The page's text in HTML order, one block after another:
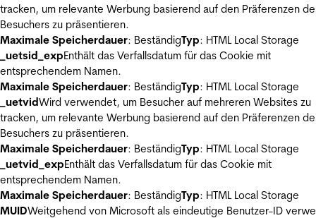
tracken, um relevante Werbung basierend auf den Präferenzen
Besuchers zu präsentieren.
Maximale Speicherdauer: BeständigTyp: HTML Local Storage
_uetsid_expEnthält das Verfallsdatum für das Cookie mit
entsprechendem Namen.
Maximale Speicherdauer: BeständigTyp: HTML Local Storage
_uetvidWird verwendet, um Besucher auf mehreren Websites zu
tracken, um relevante Werbung basierend auf den Präferenzen
Besuchers zu präsentieren.
Maximale Speicherdauer: BeständigTyp: HTML Local Storage
_uetvid_expEnthält das Verfallsdatum für das Cookie mit
entsprechendem Namen.
Maximale Speicherdauer: BeständigTyp: HTML Local Storage
MUIDWeitgehend von Microsoft als eindeutige Benutzer-ID